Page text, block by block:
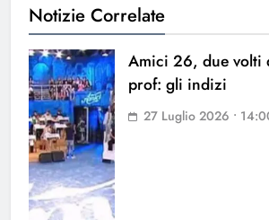
Notizie Correlate
Amici 26, due volti
prof: gli indizi
27 Luglio 2026 •